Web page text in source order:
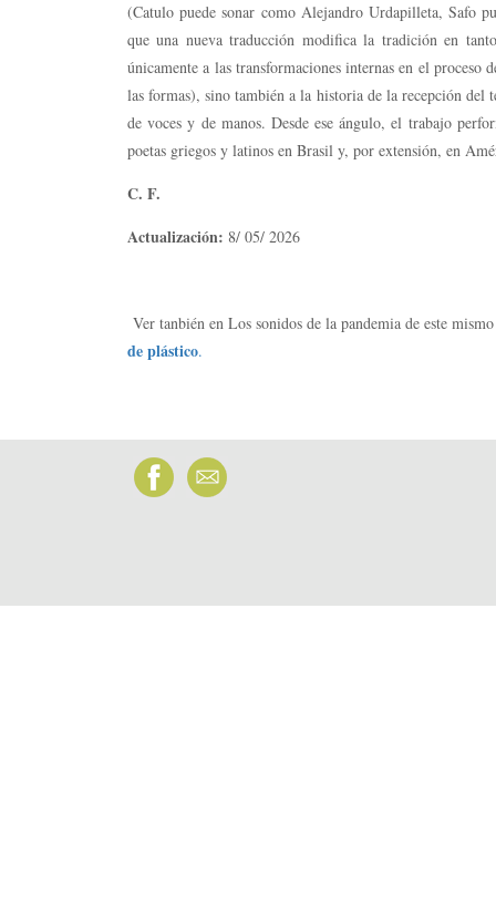
(Catulo puede sonar como Alejandro Urdapilleta, Safo
que una nueva traducción modifica la tradición en
únicamente a las transformaciones internas en el
las formas), sino también a la historia de la recepción del
de voces y de manos. Desde ese ángulo, el trabajo
poetas griegos y latinos en Brasil y, por extensión, en
C. F.
Actualización: 8/ 05/ 2026
Ver tanbién en Los sonidos de la pandemia de este
de plástico.